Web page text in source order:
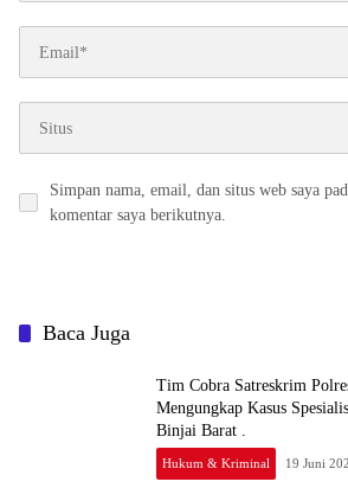
Simpan nama, email, dan situs web saya
komentar saya berikutnya.
Baca Juga
Tim Cobra Satreskrim
Mengungkap Kasus
Binjai Barat .
Hukum & Kriminal 19 Juni